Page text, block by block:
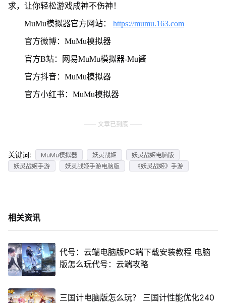
求，让你轻松游戏成神不伤神！
MuMu模拟器官方网站： https://mumu.163.com
官方微博：MuMu模拟器
官方B站：网易MuMu模拟器-Mu酱
官方抖音：MuMu模拟器
官方小红书：MuMu模拟器
文章已到底
关键词: MuMu模拟器 妖灵战姬
妖灵战姬电脑版
妖灵战姬手游
妖灵战姬手游电脑版 《妖灵战姬》手游
相关资讯
代号：云端电脑版PC端下载安装教程 电脑
版怎么玩代号：云端攻略
三国计电脑版怎么玩？ 三国计性能优化240